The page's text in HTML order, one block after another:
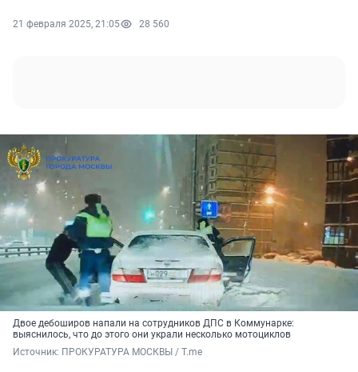
21 февраля 2025, 21:05 28 560
Двое дебоширов напали на сотрудников ДПС в Коммунарке:
выяснилось, что до этого они украли несколько мотоциклов
Источник: ПРОКУРАТУРА МОСКВЫ / T.me